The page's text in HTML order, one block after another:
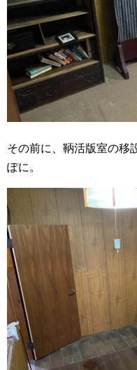
その前に、鞆活版室の移
ぽに。